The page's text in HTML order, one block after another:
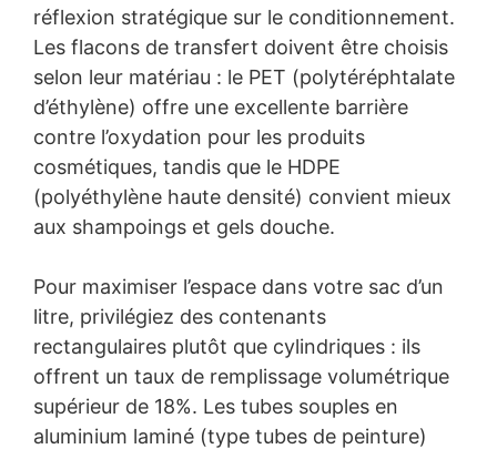
réflexion stratégique sur le conditionnement.
Les flacons de transfert doivent être choisis
selon leur matériau : le PET (polytéréphtalate
d’éthylène) offre une excellente barrière
contre l’oxydation pour les produits
cosmétiques, tandis que le HDPE
(polyéthylène haute densité) convient mieux
aux shampoings et gels douche.
Pour maximiser l’espace dans votre sac d’un
litre, privilégiez des contenants
rectangulaires plutôt que cylindriques : ils
offrent un taux de remplissage volumétrique
supérieur de 18%. Les tubes souples en
aluminium laminé (type tubes de peinture)